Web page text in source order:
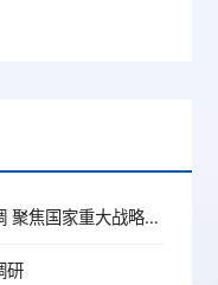
习近平给天津大学全体师生回信强调 聚焦国家重大战略需求提高人才培养质量 更好服务经济社会发展
研